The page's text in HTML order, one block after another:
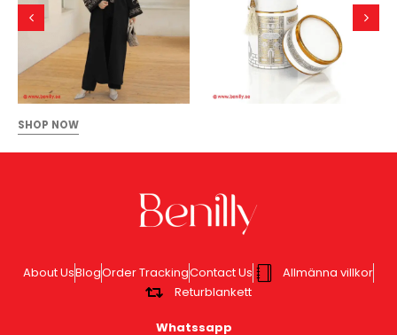
SHOP NOW
About UsBlogOrder TrackingContact Us
Allmänna villkor
Returblankett
Whatssapp